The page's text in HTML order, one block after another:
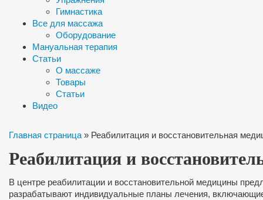
Гимнастика
Все для массажа
Оборудование
Мануальная терапия
Статьи
О массаже
Товары
Статьи
Видео
Главная страница » Реабилитация и восстановительная
Реабилитация и
В центре реабилитации и восстановительной медицины
разрабатывают индивидуальные планы лечения,